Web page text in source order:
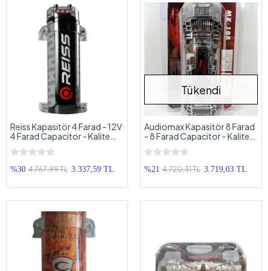
Reiss Kapasitör 4 Farad - 12V
4 Farad Capacitor - Kalite
Arayanlara
%30 4.767,99 TL 3.337,59 TL
Tükendi
Audiomax Kapasitör 8 Farad
- 8 Farad Capacitor - Kalite
Arayanlara
%21 4.720,31 TL 3.719,03 TL